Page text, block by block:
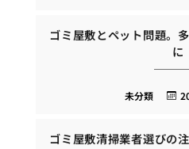
ゴミ屋敷とペット問題。
に
未分類
ゴミ屋敷清掃業者選びの